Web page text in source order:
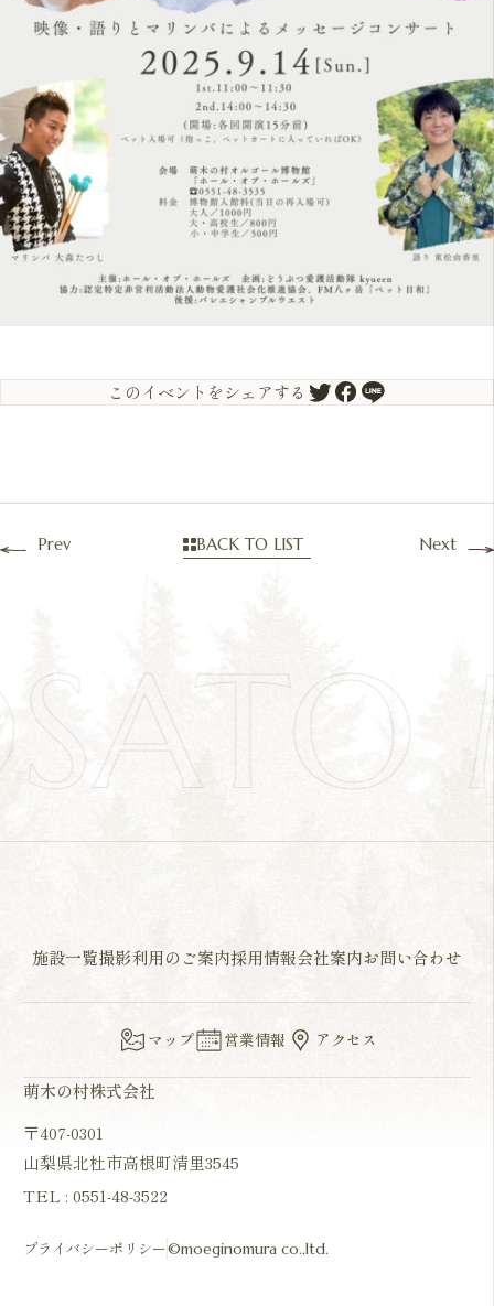
このイベントをシェアする
Prev Next
BACK TO LIST
施設一覧撮影利用のご案内採用情報会社案内お問い合わせ
マップ 営業情報 アクセス
萌木の村株式会社
〒407-0301
山梨県北杜市高根町清里3545
TEL : 0551-48-3522
プライバシーポリシー©moeginomura co.,ltd.